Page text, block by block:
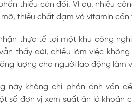
thiếu cân đối. Ví dụ, nhiều
thiếu chất đạm và vitamin cần
thực tế tại một khu công
thấy đói, chiều làm việc
lượng cho người lao động làm
này không chỉ phản ánh vấn
số đơn vị xem suất ăn là